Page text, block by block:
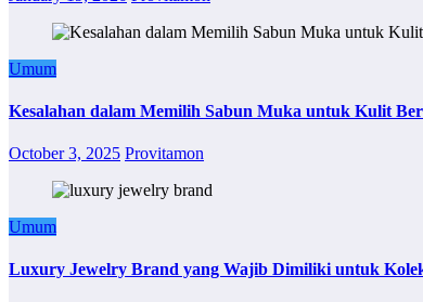
Umum
Kesalahan dalam Memilih Sabun Muka untuk Kulit
October 3, 2025 Provitamon
Umum
Luxury Jewelry Brand yang Wajib Dimiliki untuk